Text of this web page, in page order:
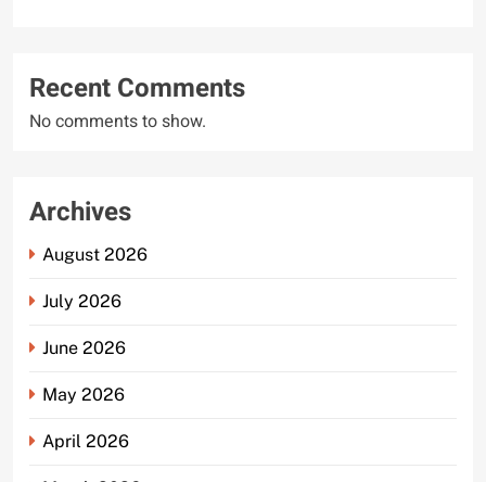
Recent Comments
No comments to show.
Archives
August 2026
July 2026
June 2026
May 2026
April 2026